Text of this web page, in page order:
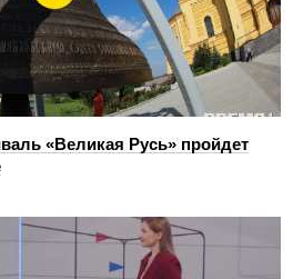
«Великая Русь» пройдет